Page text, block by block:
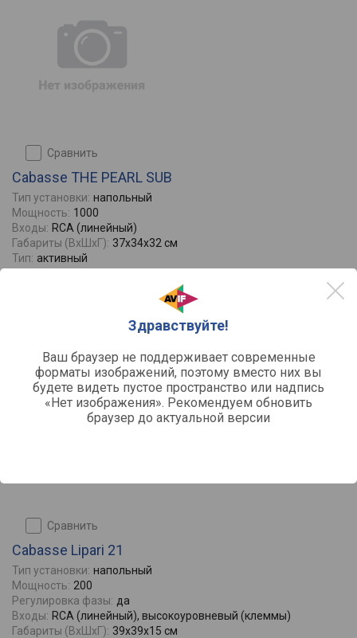
Здравствуйте!
Ваш браузер не поддерживает современные
форматы изображений, поэтому вместо них вы
будете видеть пустое пространство или надпись
«Нет изображения». Рекомендуем обновить
браузер до актуальной версии
сравнить
Cabasse THE PEARL SUB
Тип установки: напольный
Мощность: 1000
Входы: RCA (линейный)
Габариты (ВхШхГ): 37x34x32 см
Тип: активный
сравнить
Cabasse Lipari 21
Тип установки: напольный
Мощность: 200
Регулировка фазы: да
Входы: RCA (линейный), высокоуровневый (клеммы)
Габариты (ВхШхГ): 39x39x15 см